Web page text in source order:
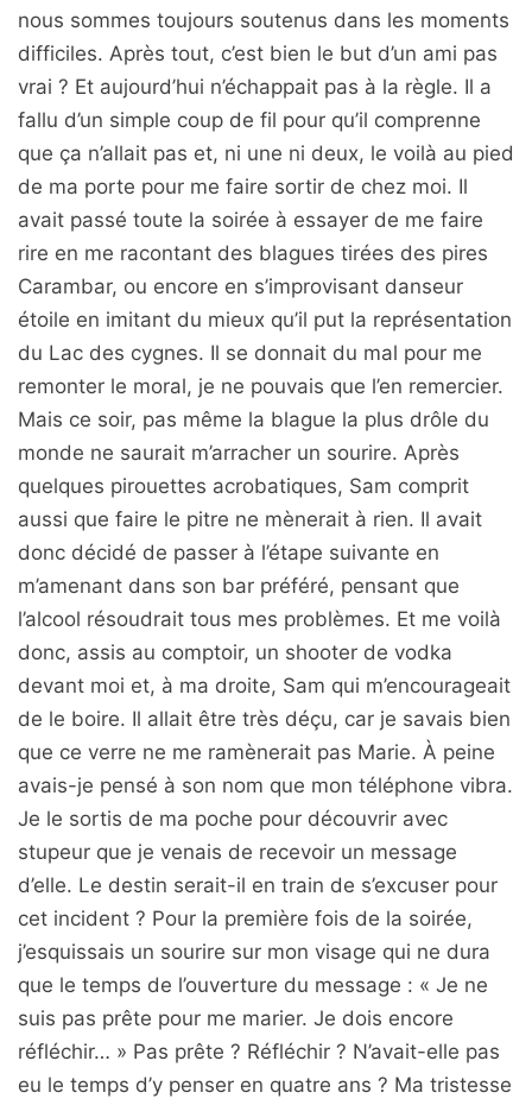
nous sommes toujours soutenus dans les moments
difficiles. Après tout, c’est bien le but d’un ami pas
vrai ? Et aujourd’hui n’échappait pas à la règle. Il a
fallu d’un simple coup de fil pour qu’il comprenne
que ça n’allait pas et, ni une ni deux, le voilà au pied
de ma porte pour me faire sortir de chez moi. Il
avait passé toute la soirée à essayer de me faire
rire en me racontant des blagues tirées des pires
Carambar, ou encore en s’improvisant danseur
étoile en imitant du mieux qu’il put la représentation
du Lac des cygnes. Il se donnait du mal pour me
remonter le moral, je ne pouvais que l’en remercier.
Mais ce soir, pas même la blague la plus drôle du
monde ne saurait m’arracher un sourire. Après
quelques pirouettes acrobatiques, Sam comprit
aussi que faire le pitre ne mènerait à rien. Il avait
donc décidé de passer à l’étape suivante en
m’amenant dans son bar préféré, pensant que
l’alcool résoudrait tous mes problèmes. Et me voilà
donc, assis au comptoir, un shooter de vodka
devant moi et, à ma droite, Sam qui m’encourageait
de le boire. Il allait être très déçu, car je savais bien
que ce verre ne me ramènerait pas Marie. À peine
avais-je pensé à son nom que mon téléphone vibra.
Je le sortis de ma poche pour découvrir avec
stupeur que je venais de recevoir un message
d’elle. Le destin serait-il en train de s’excuser pour
cet incident ? Pour la première fois de la soirée,
j’esquissais un sourire sur mon visage qui ne dura
que le temps de l’ouverture du message : « Je ne
suis pas prête pour me marier. Je dois encore
réfléchir… » Pas prête ? Réfléchir ? N’avait-elle pas
eu le temps d’y penser en quatre ans ? Ma tristesse